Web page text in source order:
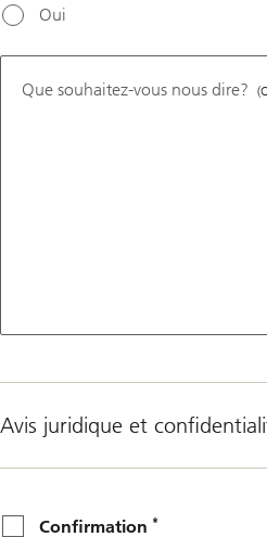
Oui
Que souhaitez-vous nous dire?
Avis juridique et
Confirmation
Confirmation *